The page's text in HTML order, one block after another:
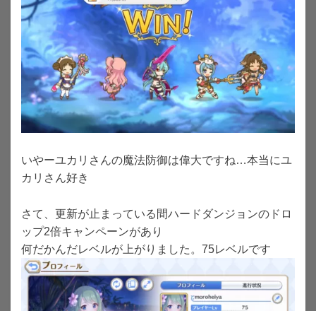
いやーユカリさんの魔法防御は偉大ですね…本当にユ
カリさん好き
さて、更新が止まっている間ハードダンジョンのドロ
ップ2倍キャンペーンがあり
何だかんだレベルが上がりました。75レベルです